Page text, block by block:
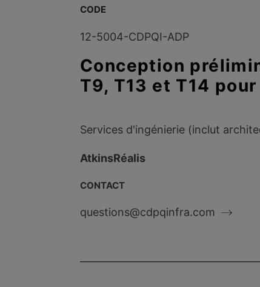
CODE
12-5004-CDPQI-ADP
Conception
T9, T13 et T14
Services d'ingénierie (inclut
AtkinsRéalis
CONTACT
questions@cdpqinfra.com